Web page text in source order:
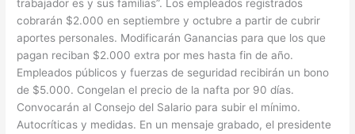
trabajador es y sus familias”. Los empleados registrados
cobrarán $2.000 en septiembre y octubre a partir de cubrir
aportes personales. Modificarán Ganancias para que los que
pagan reciban $2.000 extra por mes hasta fin de año.
Empleados públicos y fuerzas de seguridad recibirán un bono
de $5.000. Congelan el precio de la nafta por 90 días.
Convocarán al Consejo del Salario para subir el mínimo.
Autocríticas y medidas. En un mensaje grabado, el presidente